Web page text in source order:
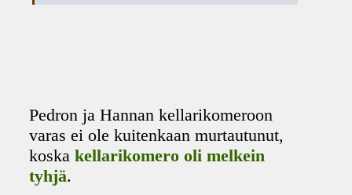
Pedron ja Hannan kellarikomeroon
varas ei ole kuitenkaan murtautunut,
koskakellarikomero oli melkein
tyhjä.